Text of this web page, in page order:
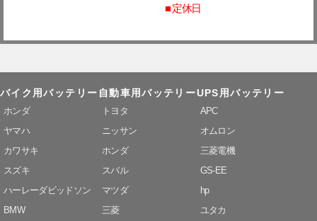
■ 定休日
バイク用バッテリー
ホンダ
ヤマハ
カワサキ
スズキ
ハーレーダビッドソン
BMW
自動車用バッテリー
トヨタ
ニッサン
ホンダ
スバル
マツダ
三菱
UPS用バッテリー
APC
オムロン
三菱電機
GS-EE
hp
ユタカ